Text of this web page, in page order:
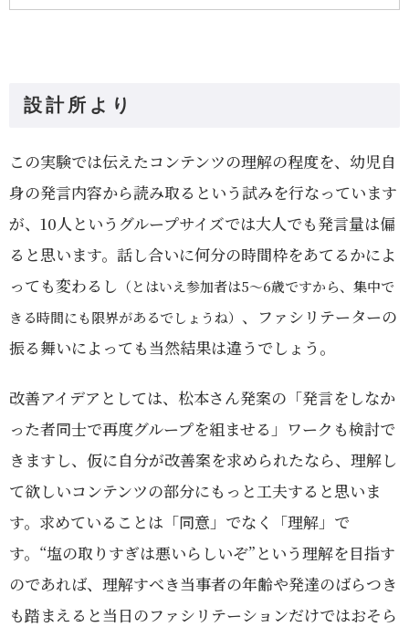
設計所より
この実験では伝えたコンテンツの理解の程度を、幼児自
身の発言内容から読み取るという試みを行なっています
が、10人というグループサイズでは大人でも発言量は偏
ると思います。話し合いに何分の時間枠をあてるかによ
っても変わるし （とはいえ参加者は5～6歳ですから、集中で
きる時間にも限界があるでしょうね） 、ファシリテーターの
振る舞いによっても当然結果は違うでしょう。
改善アイデアとしては、松本さん発案の「発言をしなか
った者同士で再度グループを組ませる」ワークも検討で
きますし、仮に自分が改善案を求められたなら、理解し
て欲しいコンテンツの部分にもっと工夫すると思いま
す。求めていることは「同意」でなく「理解」で
す。“塩の取りすぎは悪いらしいぞ”という理解を目指す
のであれば、理解すべき当事者の年齢や発達のばらつき
も踏まえると当日のファシリテーションだけではおそら